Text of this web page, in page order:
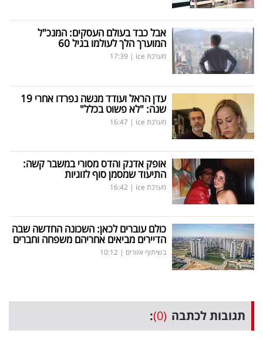
אבל כבד בעולם העסקים: המנכ"ל
המוערך הלך לעולמו בגיל 60
מערכת ice |
17:39
עדן הראל ועודד מנשה נפרדו אחרי 19
שנה: "לא פשוט בכלל"
מערכת ice |
16:47
אופק אדנק והדס מסורי במשבר קשה:
התיעוד שמסמן סוף לזוגיות
מערכת ice |
16:42
כולם עוברים לכאן: השכונה החדשה שבה
הדיירים מביאים אחריהם משפחה וחברים
בשיתוף אזורים |
10:12
תגובות לכתבה (0)
: